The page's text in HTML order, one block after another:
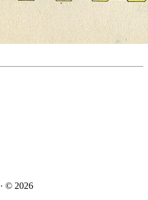
· © 2026